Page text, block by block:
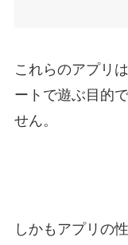
これらのアプリ
ートで遊ぶ目的
せん。
しかもアプリの